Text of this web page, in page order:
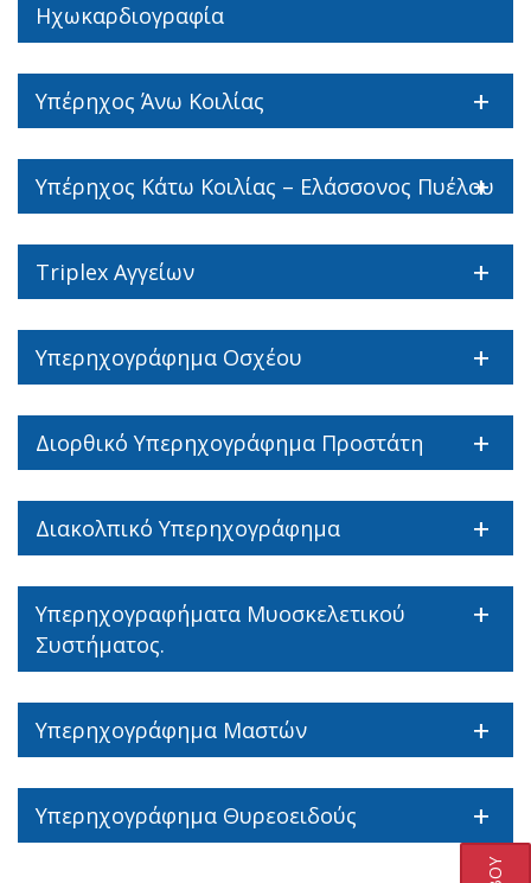
Ηχωκαρδιογραφία
Υπέρηχος Άνω Κοιλίας
Υπέρηχος Κάτω Κοιλίας – Ελάσσονος Πυέλου
Triplex Αγγείων
Υπερηχογράφημα Οσχέου
Διορθικό Υπερηχογράφημα Προστάτη
Διακολπικό Υπερηχογράφημα
Υπερηχογραφήματα Μυοσκελετικού
Συστήματος.
Υπερηχογράφημα Μαστών
Υπερηχογράφημα Θυρεοειδούς